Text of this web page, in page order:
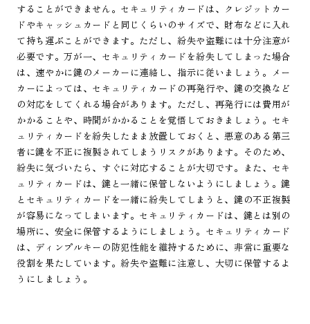
することができません。セキュリティカードは、クレジットカー
ドやキャッシュカードと同じくらいのサイズで、財布などに入れ
て持ち運ぶことができます。ただし、紛失や盗難には十分注意が
必要です。万が一、セキュリティカードを紛失してしまった場合
は、速やかに鍵のメーカーに連絡し、指示に従いましょう。メー
カーによっては、セキュリティカードの再発行や、鍵の交換など
の対応をしてくれる場合があります。ただし、再発行には費用が
かかることや、時間がかかることを覚悟しておきましょう。セキ
ュリティカードを紛失したまま放置しておくと、悪意のある第三
者に鍵を不正に複製されてしまうリスクがあります。そのため、
紛失に気づいたら、すぐに対応することが大切です。また、セキ
ュリティカードは、鍵と一緒に保管しないようにしましょう。鍵
とセキュリティカードを一緒に紛失してしまうと、鍵の不正複製
が容易になってしまいます。セキュリティカードは、鍵とは別の
場所に、安全に保管するようにしましょう。セキュリティカード
は、ディンプルキーの防犯性能を維持するために、非常に重要な
役割を果たしています。紛失や盗難に注意し、大切に保管するよ
うにしましょう。